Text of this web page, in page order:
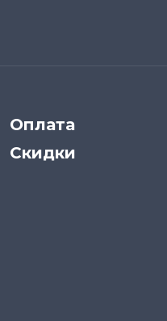
Оплата
Скидки